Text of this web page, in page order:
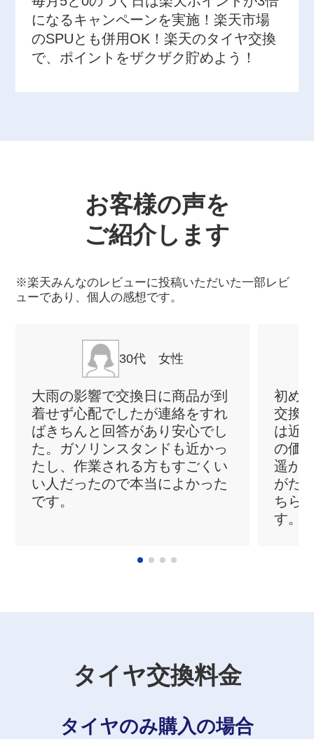
になるキャンペーンを実施！楽天市場
のSPUとも併用OK！楽天のタイヤ交換
で、ポイントをザクザク貯めよう！
お客様の声を
ご紹介します
※楽天みんなのレビューに投稿いただいた一部レビ
ューであり、個人の感想です。
30代 女性
大雨の影響で交換日に商品が到
着せず心配でしたが連絡をすれ
ばきちんと回答があり安心でし
た。ガソリンスタンドも近かっ
たし、作業される方もすごくい
い人だったので本当によかった
です。
初め
交換
は近
の価
遥か
がた
ちら
す。
タイヤ交換料金
タイヤのみ購入の場合